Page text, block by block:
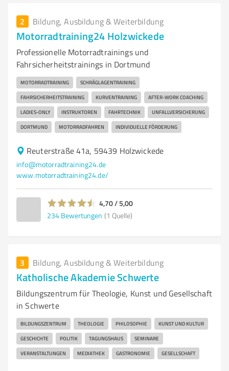
2 Bildung, Ausbildung & Weiterbildung
Motorradtraining24 Holzwickede
Professionelle Motorradtrainings und
Fahrsicherheitstrainings in Dortmund
MOTORRADTRAINING SCHRÄGLAGENTRAINING
FAHRSICHERHEITSTRAINING KURVENTRAINING AFTER-WORK COACHING
LADIES-ONLY INSTRUKTOREN FAHRTECHNIK UNFALLVERSICHERUNG
DORTMUND MOTORRADFAHREN INDIVIDUELLE FÖRDERUNG
Reuterstraße 41a, 59439 Holzwickede
info@motorradtraining24.de
www.motorradtraining24.de/
4,70 / 5,00
234 Bewertungen (1 Quelle)
3 Bildung, Ausbildung & Weiterbildung
Katholische Akademie Schwerte
Bildungszentrum für Theologie, Kunst und Gesellschaft
in Schwerte
BILDUNGSZENTRUM THEOLOGIE PHILOSOPHIE KUNST UND KULTUR
GESCHICHTE POLITIK TAGUNGSHAUS SEMINARE
VERANSTALTUNGEN MEDIATHEK GASTRONOMIE GESELLSCHAFT